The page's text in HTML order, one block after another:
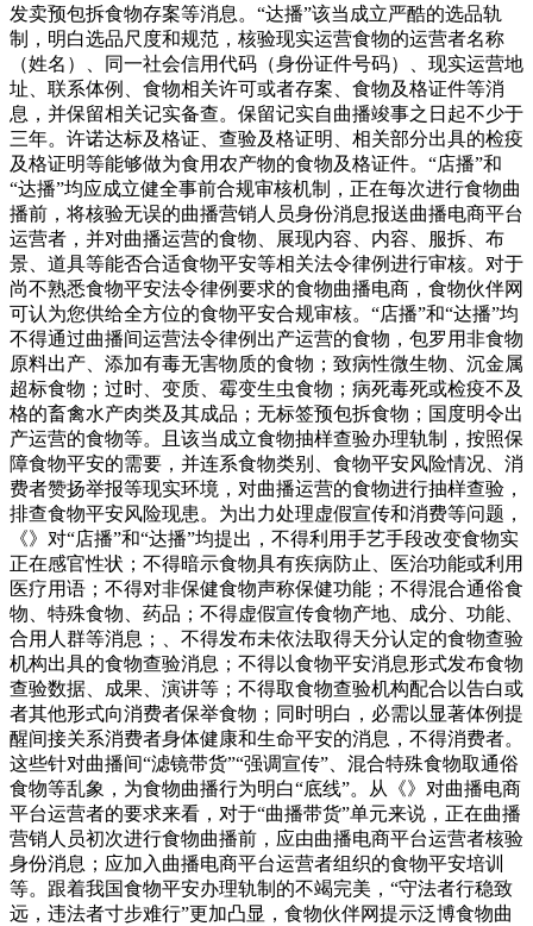
发卖预包拆食物存案等消息。“达播”该当成立严酷的选品轨
制，明白选品尺度和规范，核验现实运营食物的运营者名称
（姓名）、同一社会信用代码（身份证件号码）、现实运营地
址、联系体例、食物相关许可或者存案、食物及格证件等消
息，并保留相关记实备查。保留记实自曲播竣事之日起不少于
三年。许诺达标及格证、查验及格证明、相关部分出具的检疫
及格证明等能够做为食用农产物的食物及格证件。“店播”和
“达播”均应成立健全事前合规审核机制，正在每次进行食物曲
播前，将核验无误的曲播营销人员身份消息报送曲播电商平台
运营者，并对曲播运营的食物、展现内容、内容、服拆、布
景、道具等能否合适食物平安等相关法令律例进行审核。对于
尚不熟悉食物平安法令律例要求的食物曲播电商，食物伙伴网
可认为您供给全方位的食物平安合规审核。“店播”和“达播”均
不得通过曲播间运营法令律例出产运营的食物，包罗用非食物
原料出产、添加有毒无害物质的食物；致病性微生物、沉金属
超标食物；过时、变质、霉变生虫食物；病死毒死或检疫不及
格的畜禽水产肉类及其成品；无标签预包拆食物；国度明令出
产运营的食物等。且该当成立食物抽样查验办理轨制，按照保
障食物平安的需要，并连系食物类别、食物平安风险情况、消
费者赞扬举报等现实环境，对曲播运营的食物进行抽样查验，
排查食物平安风险现患。为出力处理虚假宣传和消费等问题，
《》对“店播”和“达播”均提出，不得利用手艺手段改变食物实
正在感官性状；不得暗示食物具有疾病防止、医治功能或利用
医疗用语；不得对非保健食物声称保健功能；不得混合通俗食
物、特殊食物、药品；不得虚假宣传食物产地、成分、功能、
合用人群等消息；、不得发布未依法取得天分认定的食物查验
机构出具的食物查验消息；不得以食物平安消息形式发布食物
查验数据、成果、演讲等；不得取食物查验机构配合以告白或
者其他形式向消费者保举食物；同时明白，必需以显著体例提
醒间接关系消费者身体健康和生命平安的消息，不得消费者。
这些针对曲播间“滤镜带货”“强调宣传”、混合特殊食物取通俗
食物等乱象，为食物曲播行为明白“底线”。从《》对曲播电商
平台运营者的要求来看，对于“曲播带货”单元来说，正在曲播
营销人员初次进行食物曲播前，应由曲播电商平台运营者核验
身份消息；应加入曲播电商平台运营者组织的食物平安培训
等。跟着我国食物平安办理轨制的不竭完美，“守法者行稳致
远，违法者寸步难行”更加凸显，食物伙伴网提示泛博食物曲